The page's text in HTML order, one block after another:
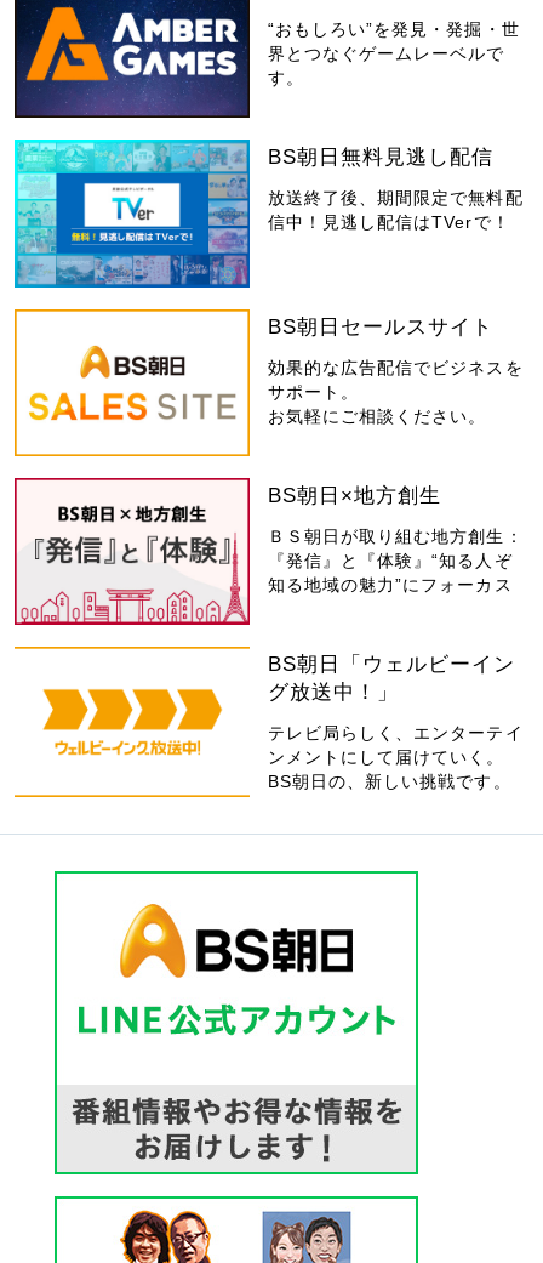
“おもしろい”を発見・発掘・世
界とつなぐゲームレーベルで
す。
BS朝日無料見逃し配信
放送終了後、期間限定で無料配
信中！見逃し配信はTVerで！
BS朝日セールスサイト
効果的な広告配信でビジネスを
サポート。
お気軽にご相談ください。
BS朝日×地方創生
ＢＳ朝日が取り組む地方創生：
『発信』と『体験』“知る人ぞ
知る地域の魅力”にフォーカス
BS朝日「ウェルビーイン
グ放送中！」
テレビ局らしく、エンターテイ
ンメントにして届けていく。
BS朝日の、新しい挑戦です。